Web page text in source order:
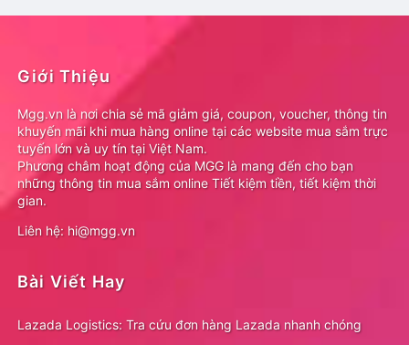
Giới Thiệu
Mgg.vn là nơi chia sẻ mã giảm giá, coupon, voucher, thông tin
khuyến mãi khi mua hàng online tại các website mua sắm trực
tuyến lớn và uy tín tại Việt Nam.
Phương châm hoạt động của MGG là mang đến cho bạn
những thông tin mua sắm online Tiết kiệm tiền, tiết kiệm thời
gian.
Liên hệ: hi@mgg.vn
Bài Viết Hay
Lazada Logistics: Tra cứu đơn hàng Lazada nhanh chóng